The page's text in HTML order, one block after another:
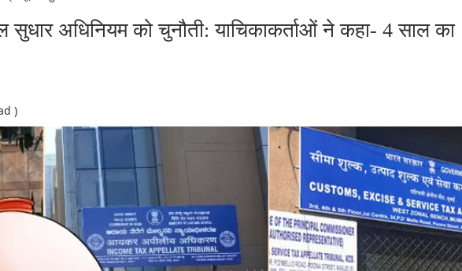
सुधार अधिनियम को चुनौती: याचिकाकर्ताओं ने कहा- 4 साल का
)